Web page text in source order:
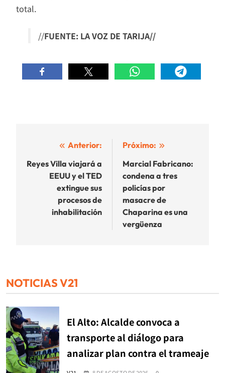
total.
//FUENTE: LA VOZ DE TARIJA//
Navegación
de
entradas
Anterior:
Reyes Villa viajará a
EEUU y el TED
extingue sus
procesos de
inhabilitación
Próximo:
Marcial Fabricano:
condena a tres
policías por
masacre de
Chaparina es una
vergüenza
NOTICIAS V21
El Alto: Alcalde convoca a
transporte al diálogo para
analizar plan contra el trameaje